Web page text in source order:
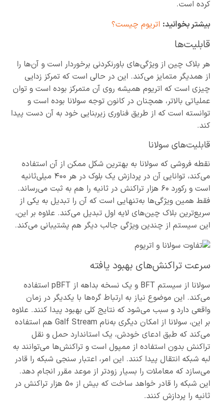
کرده است.
بیشتر بخوانید: اتریوم چیست؟
قابلیت‌ها
هر بلاک چین از ویژگی‌های باورنکردنی برخوردار است و آن‌ها را
از همدیگر متمایز می‌کند. این در حالی است که تمرکز زدایی
چیزی است که اتریوم همیشه روی آن متمرکز بوده است و توان
عملیاتی بالاتر، همچنان در کانون توجه سولانا بوده است و
توانسته است که از طریق فناوری زیربنایی خود به آن دست پیدا
کند.
قابلیت‌های سولانا
نقطه فروشی که سولانا به بهترین شکل ممکن از آن استفاده
می‌کند، توانایی آن در پردازش یک بلوک در هر ۴۰۰ میلی‌ثانیه
است و رکورد ۶۰ هزار تراکنش در ثانیه را هم به ثبت می‌رساند.
فقط همین ویژگی‌ها به‌تنهایی است که آن را تبدیل به یکی از
سریع‌ترین بلاک چین‌های لایه اول تبدیل می‌کند. علاوه بر این،
این سیستم از چندین ویژگی جالب دیگر هم پشتیبانی می‌کند.
سرعت تراکنش‌های بهبود یافته
سولانا از سیستم BFT و یک نسخه بداهه از pBFT استفاده
می‌کند. این موضوع نیاز به ارتباط گره‌ها با یکدیگر در زمان
واقعی دارد و سبب می‌شود که نتایج کلی بهبود پیدا کنند. علاوه
بر این، سولانا از امکان دیگری به‌نام Galf Stream هم استفاده
می‌کند که طبق ادعای خودش، یک استاندارد حمل و نقل
تراکنش بدون استفاده از ممپول است و تراکنش‌ها می‌توانند به
لبه شبکه انتقال پیدا کنند. این امر، اعتبار سنجی شبکه را قادر
می‌سازد که معاملات را بسیار زودتر از موعد مقرر انجام دهد.
این شبکه را قادر خواهد ساخت که بیش از ۵۰ هزار تراکنش در
ثانیه را پردازش کنند.